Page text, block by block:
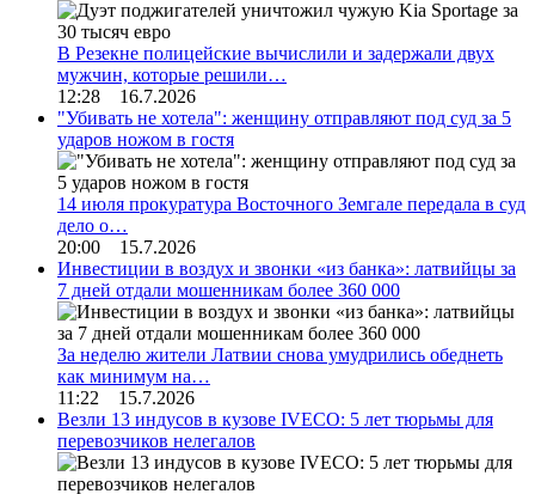
В Резекне полицейские вычислили и задержали двух
мужчин, которые решили…
12:28 16.7.2026
"Убивать не хотела": женщину отправляют под суд за 5
ударов ножом в гостя
14 июля прокуратура Восточного Земгале передала в суд
дело о…
20:00 15.7.2026
Инвестиции в воздух и звонки «из банка»: латвийцы за
7 дней отдали мошенникам более 360 000
За неделю жители Латвии снова умудрились обеднеть
как минимум на…
11:22 15.7.2026
Везли 13 индусов в кузове IVECO: 5 лет тюрьмы для
перевозчиков нелегалов